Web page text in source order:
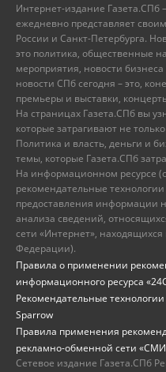
Интернет-издание Газета.СПб
ежедневно представляет
России и Санкт-Петербурга.
это политика, общественные
мероприятия, новости
новости СПб сегодня – это,
премьеры и выставки,
На страницах Газета.СПб вы
которые затрагивают не
Политика и власть, деньги и
темы, которые Газета.СПб
На информационном ресурсе
рекомендательные
предоставления информации
анализа сведений,
сети «Интернет»,
Федерации).
Правила о применении
информационного ресурса
Рекомендательные
Sparrow
Правила применения
рекламно-обменной сети
Сетевое издание Газета.СПб